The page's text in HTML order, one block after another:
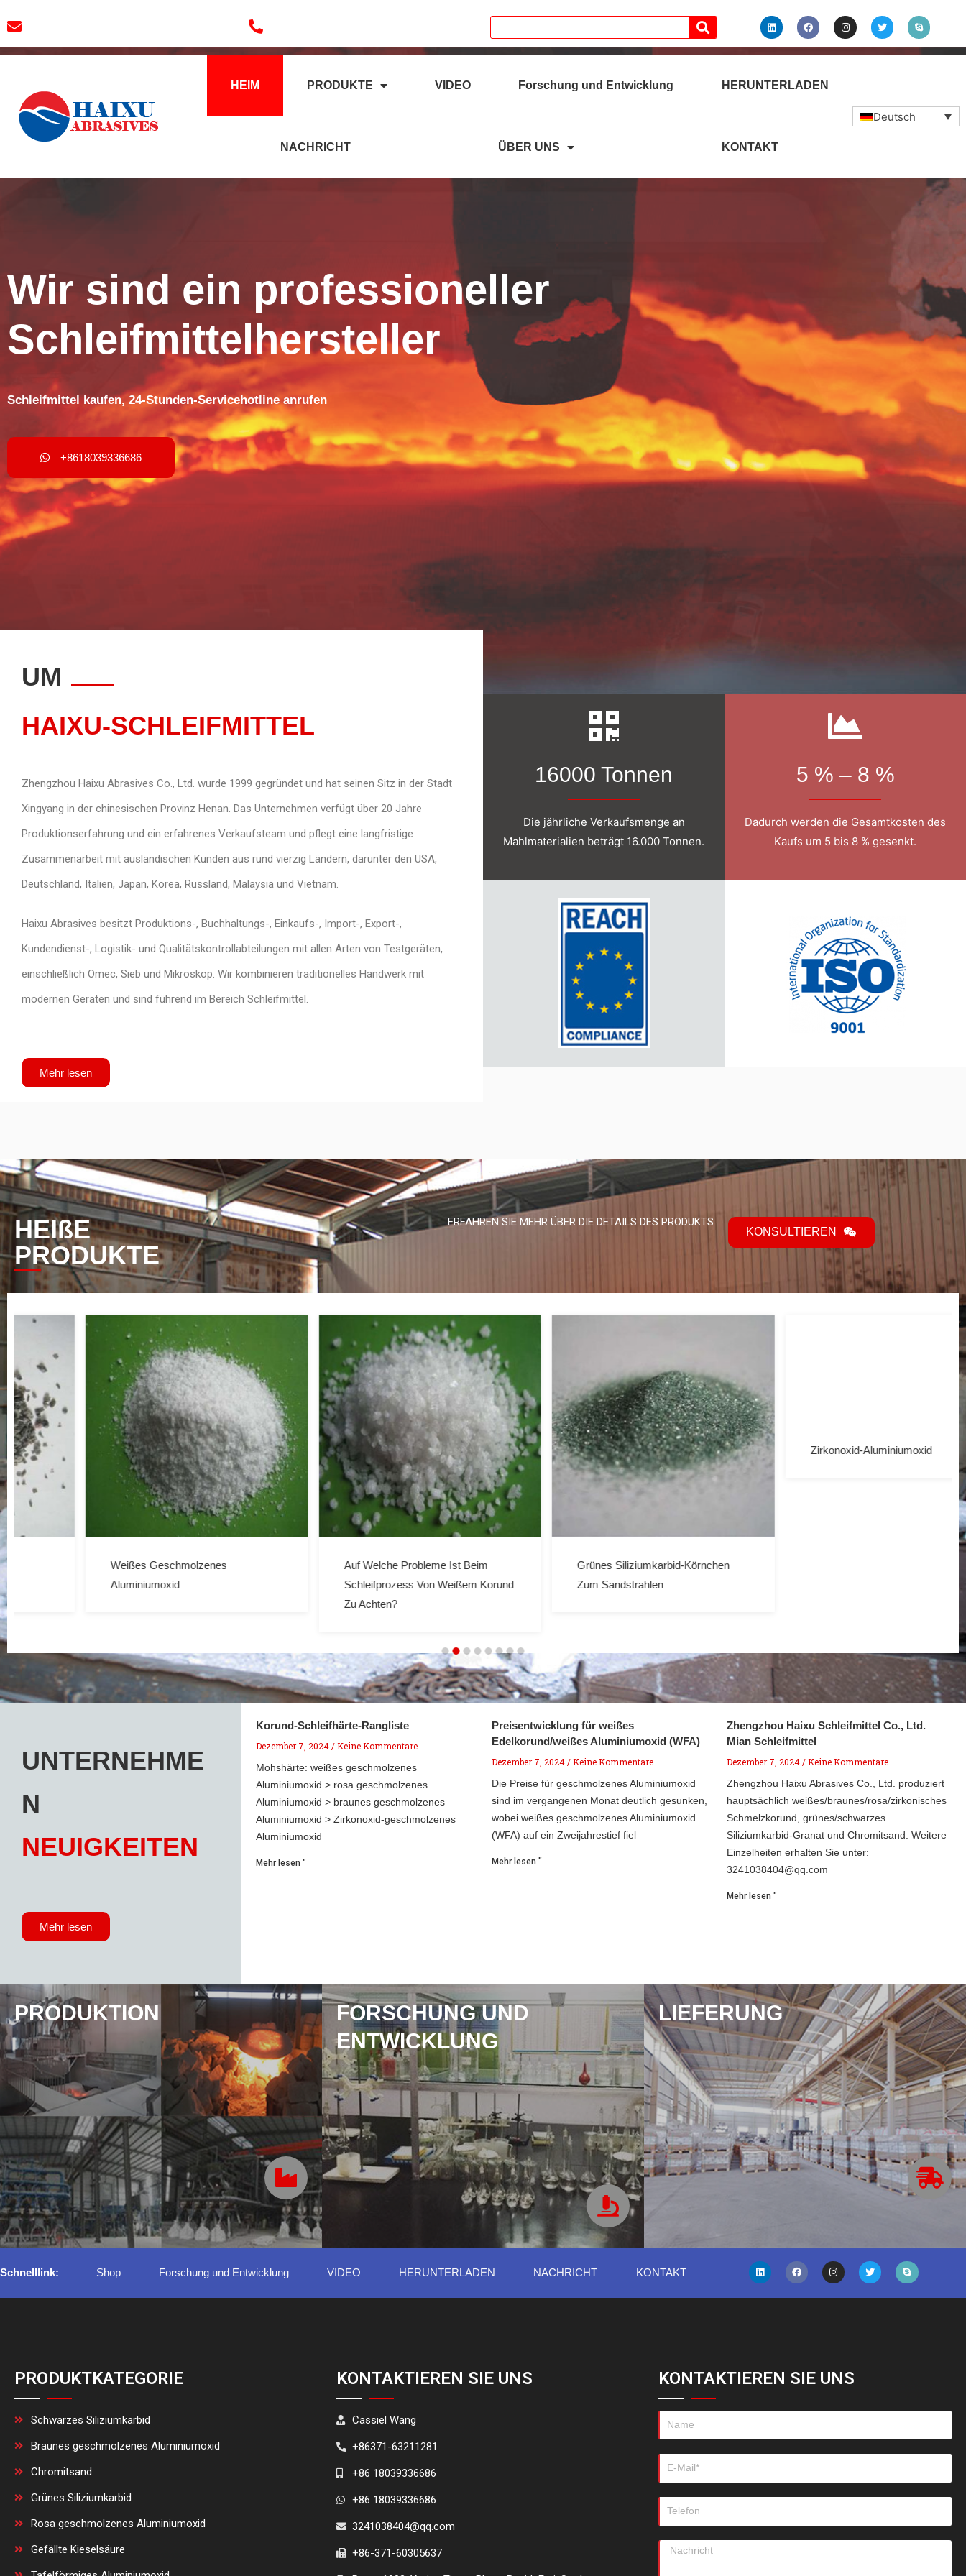
HEIM PRODUKTE VIDEO Forschung und Entwicklung HERUNTERLADEN
NACHRICHT ÜBER UNS KONTAKT
Deutsch
Wir sind ein professioneller
Schleifmittelhersteller
Schleifmittel kaufen, 24-Stunden-Servicehotline anrufen
+8618039336686
UM
HAIXU-SCHLEIFMITTEL
Zhengzhou Haixu Abrasives Co., Ltd. wurde 1999 gegründet und hat seinen Sitz in der Stadt
Xingyang in der chinesischen Provinz Henan. Das Unternehmen verfügt über 20 Jahre
Produktionserfahrung und ein erfahrenes Verkaufsteam und pflegt eine langfristige
Zusammenarbeit mit ausländischen Kunden aus rund vierzig Ländern, darunter den USA,
Deutschland, Italien, Japan, Korea, Russland, Malaysia und Vietnam.
Haixu Abrasives besitzt Produktions-, Buchhaltungs-, Einkaufs-, Import-, Export-,
Kundendienst-, Logistik- und Qualitätskontrollabteilungen mit allen Arten von Testgeräten,
einschließlich Omec, Sieb und Mikroskop. Wir kombinieren traditionelles Handwerk mit
modernen Geräten und sind führend im Bereich Schleifmittel.
Mehr lesen
16000 Tonnen
Die jährliche Verkaufsmenge an
Mahlmaterialien beträgt 16.000 Tonnen.
5 % – 8 %
Dadurch werden die Gesamtkosten des
Kaufs um 5 bis 8 % gesenkt.
HEIßE
PRODUKTE
ERFAHREN SIE MEHR ÜBER DIE DETAILS DES PRODUKTS
KONSULTIEREN
Weißes Geschmolzenes
Aluminiumoxid
Auf Welche Probleme Ist Beim
Schleifprozess Von Weißem Korund
Grünes Siliziumkarbid-Körnchen
Zum Sandstrahlen
UNTERNEHME
N
NEUIGKEITEN
Mehr lesen
Korund-Schleifhärte-Rangliste
Dezember 7, 2024
Keine Kommentare
Mohshärte: weißes geschmolzenes
Aluminiumoxid > rosa geschmolzenes
Aluminiumoxid > braunes geschmolzenes
Aluminiumoxid > Zirkonoxid-geschmolzenes
Aluminiumoxid
Mehr lesen "
Preisentwicklung für weißes
Edelkorund/weißes Aluminiumoxid (WFA)
Dezember 7, 2024 Keine Kommentare
Die Preise für geschmolzenes Aluminiumoxid
sind im vergangenen Monat deutlich gesunken,
wobei weißes geschmolzenes Aluminiumoxid
(WFA) auf ein Zweijahrestief fiel
Mehr lesen "
Zhengzhou Haixu Schleifmittel Co., Ltd.
Mian Schleifmittel
Dezember 7, 2024 Keine Kommentare
Zhengzhou Haixu Abrasives Co., Ltd. produziert
hauptsächlich weißes/braunes/rosa/zirkonisches
Schmelzkorund, grünes/schwarzes
Siliziumkarbid-Granat und Chromitsand. Weitere
Einzelheiten erhalten Sie unter:
3241038404@qq.com
Mehr lesen "
PRODUKTION
FORSCHUNG UND
ENTWICKLUNG
LIEFERUNG
Schnelllink: Shop Forschung und Entwicklung VIDEO HERUNTERLADEN NACHRICHT KONTAKT
PRODUKTKATEGORIE
Schwarzes Siliziumkarbid
Braunes geschmolzenes Aluminiumoxid
Chromitsand
Grünes Siliziumkarbid
Rosa geschmolzenes Aluminiumoxid
Gefällte Kieselsäure
KONTAKTIEREN SIE UNS
Cassiel Wang
+86371-63211281
+86 18039336686
+86 18039336686
3241038404@qq.com
+86-371-60305637
KONTAKTIEREN SIE UNS